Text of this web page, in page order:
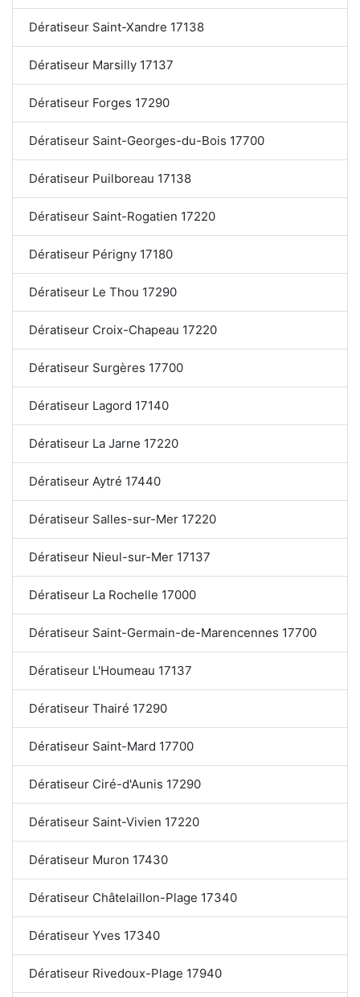
Dératiseur Saint-Xandre 17138
Dératiseur Marsilly 17137
Dératiseur Forges 17290
Dératiseur Saint-Georges-du-Bois 17700
Dératiseur Puilboreau 17138
Dératiseur Saint-Rogatien 17220
Dératiseur Périgny 17180
Dératiseur Le Thou 17290
Dératiseur Croix-Chapeau 17220
Dératiseur Surgères 17700
Dératiseur Lagord 17140
Dératiseur La Jarne 17220
Dératiseur Aytré 17440
Dératiseur Salles-sur-Mer 17220
Dératiseur Nieul-sur-Mer 17137
Dératiseur La Rochelle 17000
Dératiseur Saint-Germain-de-Marencennes 17700
Dératiseur L'Houmeau 17137
Dératiseur Thairé 17290
Dératiseur Saint-Mard 17700
Dératiseur Ciré-d'Aunis 17290
Dératiseur Saint-Vivien 17220
Dératiseur Muron 17430
Dératiseur Châtelaillon-Plage 17340
Dératiseur Yves 17340
Dératiseur Rivedoux-Plage 17940